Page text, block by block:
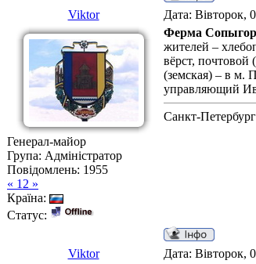
Viktor Дата: Вівторок,
Генерал-майор
Група: Адміністратор
Повідомлень: 1955
« 12 »
Країна:
Статус:
Ферма
жителей –
вёрст, почтовой
(земская) – в м.
управляющий
Санкт-Петербург
Viktor Дата: Вівторок,